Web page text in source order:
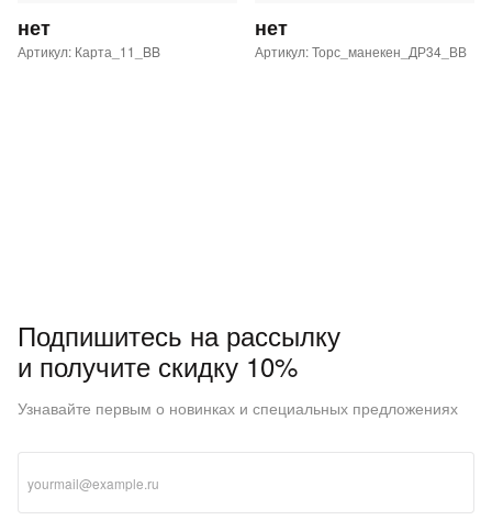
нет
Артикул: Карта_11_BB
нет
Артикул: Торс_манекен_ДР34_ВВ
Подпишитесь на рассылку
и получите скидку 10%
Узнавайте первым о новинках и специальных предложениях